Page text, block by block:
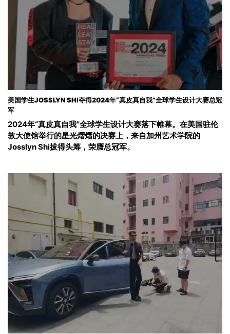
美国学生JOSSLYN SHI夺得2024年“真皮真自我”全球学生设计大赛总冠
军
2024年“真皮真自我”全球学生设计大赛落下帷幕。在美国驻伦
敦大使馆举行的星光熠熠的决赛上，来自加州艺术学院的
Josslyn Shi拔得头筹，荣膺总冠军。